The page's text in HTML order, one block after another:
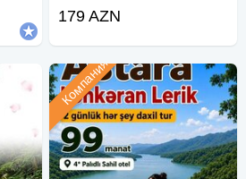
179 AZN
Компания